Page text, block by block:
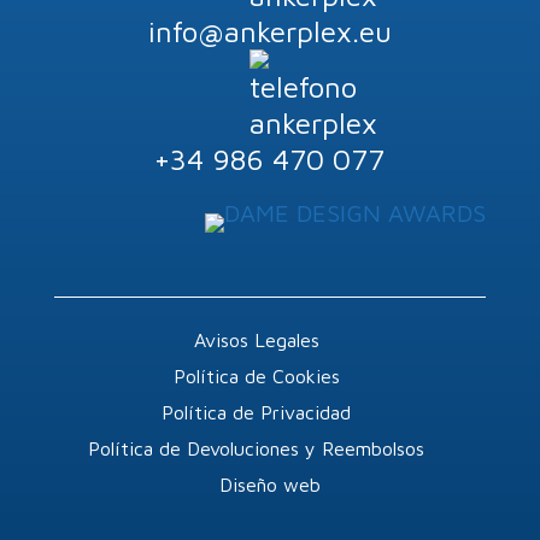
info@ankerplex.eu
+34 986 470 077
Avisos Legales
Política de Cookies
Política de Privacidad
Política de Devoluciones y Reembolsos
Diseño web